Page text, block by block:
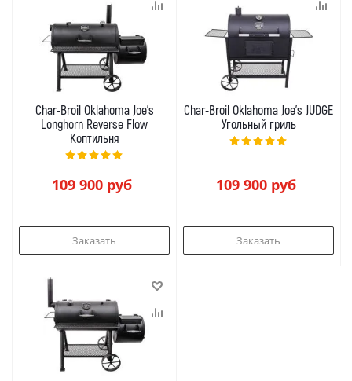
Char-Broil Oklahoma Joe's
Longhorn Reverse Flow
Коптильня
109 900руб
Заказать
Char-Broil Oklahoma Joe's JUDGE
Угольный гриль
109 900руб
Заказать